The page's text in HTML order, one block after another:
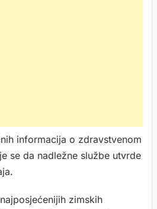
informacija o zdravstvenom
se da nadležne službe utvrde
zimskih